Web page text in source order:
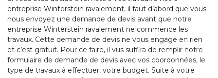
entreprise Winterstein ravalement, il faut d’abord que vous
nous envoyez une demande de devis avant que notre
entreprise Winterstein ravalement ne commence les
travaux. Cette demande de devis ne vous engage en rien
et c’est gratuit. Pour ce faire, il vus suffira de remplir notre
formulaire de demande de devis avec vos coordonnées, le
type de travaux à effectuer, votre budget. Suite à votre